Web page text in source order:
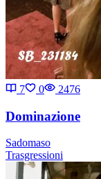
7
0 2476
Dominazione
Sadomaso
Trasgressioni